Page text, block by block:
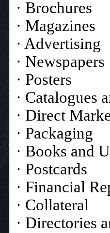
· Brochures
· Magazines
· Advertising
· Newspapers
· Posters
· Catalogues
· Direct
· Packaging
· Books and
· Postcards
· Financial
· Collateral
· Directories